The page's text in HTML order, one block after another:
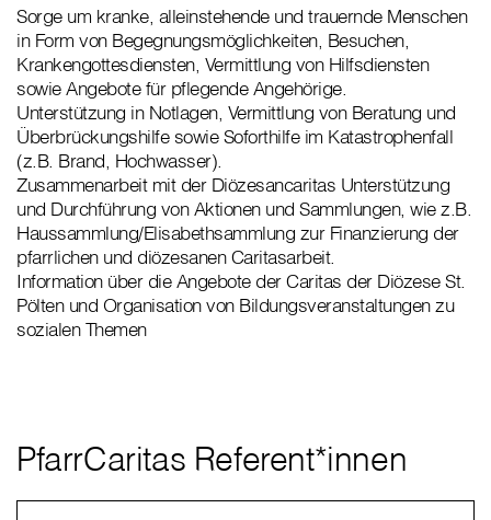
Sorge um kranke, alleinstehende und trauernde Menschen
in Form von Begegnungsmöglichkeiten, Besuchen,
Krankengottesdiensten, Vermittlung von Hilfsdiensten
sowie Angebote für pflegende Angehörige.
Unterstützung in Notlagen, Vermittlung von Beratung und
Überbrückungshilfe sowie Soforthilfe im Katastrophenfall
(z.B. Brand, Hochwasser).
Zusammenarbeit mit der Diözesancaritas Unterstützung
und Durchführung von Aktionen und Sammlungen, wie z.B.
Haussammlung/Elisabethsammlung zur Finanzierung der
pfarrlichen und diözesanen Caritasarbeit.
Information über die Angebote der Caritas der Diözese St.
Pölten und Organisation von Bildungsveranstaltungen zu
sozialen Themen
PfarrCaritas Referent*innen